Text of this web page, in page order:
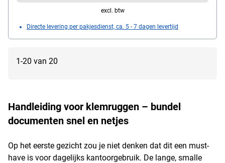
excl. btw
Directe levering per pakjesdienst, ca. 5 - 7 dagen levertijd
1-20 van 20
Handleiding voor klemruggen – bundel
documenten snel en netjes
Op het eerste gezicht zou je niet denken dat dit een must-
have is voor dagelijks kantoorgebruik. De lange, smalle